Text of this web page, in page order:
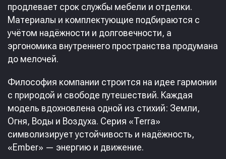
продлевает срок службы мебели и отделки.
Материалы и комплектующие подбираются с
учётом надёжности и долговечности, а
эргономика внутреннего пространства продумана
до мелочей.
Философия компании строится на идее гармонии
с природой и свободе путешествий. Каждая
модель вдохновлена одной из стихий: Земли,
Огня, Воды и Воздуха. Серия «Terra»
символизирует устойчивость и надёжность,
«Ember» — энергию и движение.